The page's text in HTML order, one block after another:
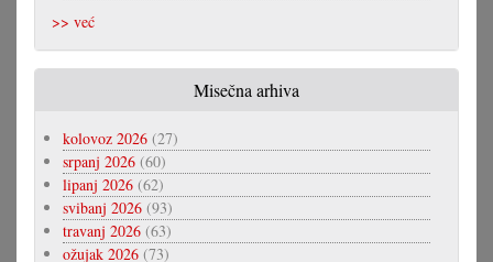
>> već
Misečna arhiva
kolovoz 2026 (27)
srpanj 2026 (60)
lipanj 2026 (62)
svibanj 2026 (93)
travanj 2026 (63)
ožujak 2026 (73)